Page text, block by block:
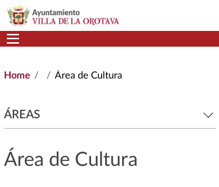
Skip to main content
Home Área de Cultura
ÁREAS
Área de Cultura